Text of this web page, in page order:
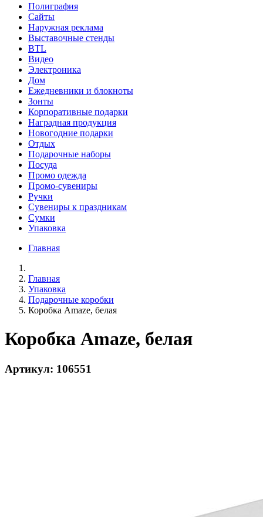
Полиграфия
Сайты
Наружная реклама
Выставочные стенды
BTL
Видео
Электроника
Дом
Ежедневники и блокноты
Зонты
Корпоративные подарки
Наградная продукция
Новогодние подарки
Отдых
Подарочные наборы
Посуда
Промо одежда
Промо-сувениры
Ручки
Сувениры к праздникам
Сумки
Упаковка
Главная
Главная
Упаковка
Подарочные коробки
Коробка Amaze, белая
Коробка Amaze, белая
Артикул: 106551